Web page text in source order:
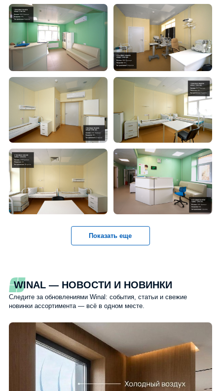
Показать еще
WINAL — НОВОСТИ И НОВИНКИ
Следите за обновлениями Winal: события, статьи и свежие
новинки ассортимента — всё в одном месте.